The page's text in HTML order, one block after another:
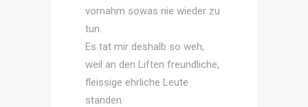
vornahm sowas nie wieder zu
tun.
Es tat mir deshalb so weh,
weil an den Liften freundliche,
fleissige ehrliche Leute
standen.